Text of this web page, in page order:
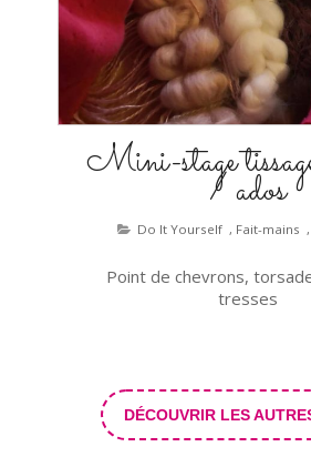
Mini-stage
/ ados
Do It Yourself , Fait-mains ,
Point de chevrons,
tresses
DÉCOUVRIR LES